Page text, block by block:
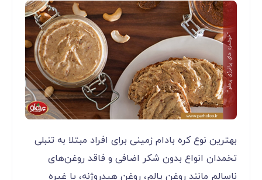
بهترین نوع کره بادام زمینی برای افراد مبتلا به تنبلی
تخمدان انواع بدون شکر اضافی و فاقد روغن‌های
ناسالم مانند روغن پالم، روغن هیدروژنه، یا غیره